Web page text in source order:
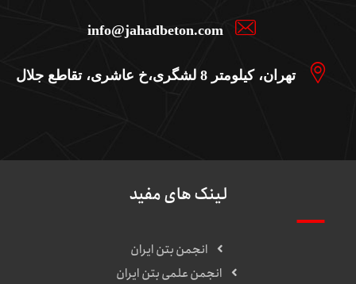
info@jahadbeton.com
تهران، کیلومتر 8 لشگری،خ عاشری، تقاطع جلال
لینک های مفید
انجمن بتن ایران
انجمن علمی بتن ایران